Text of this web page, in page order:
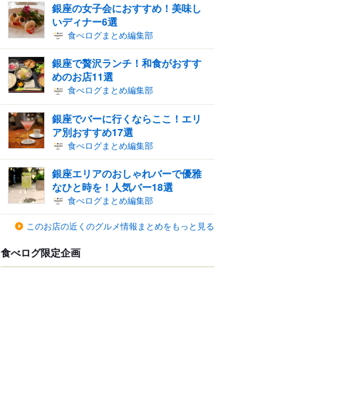
銀座の女子会におすすめ！美味し
いディナー6選
食べログまとめ編集部
銀座で贅沢ランチ！和食がおすす
めのお店11選
食べログまとめ編集部
銀座でバーに行くならここ！エリ
ア別おすすめ17選
食べログまとめ編集部
銀座エリアのおしゃれバーで優雅
なひと時を！人気バー18選
食べログまとめ編集部
このお店の近くのグルメ情報まとめをもっと見る
食べログ限定企画